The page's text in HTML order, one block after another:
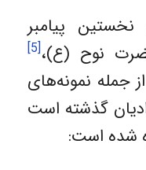
پیامبر
نوح (ع)،[5]
جمله نمونه‌های
گذشته است
شده است: